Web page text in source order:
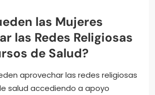
las Mujeres
las Redes Religiosas
de Salud?
aprovechar las redes religiosas
salud accediendo a apoyo